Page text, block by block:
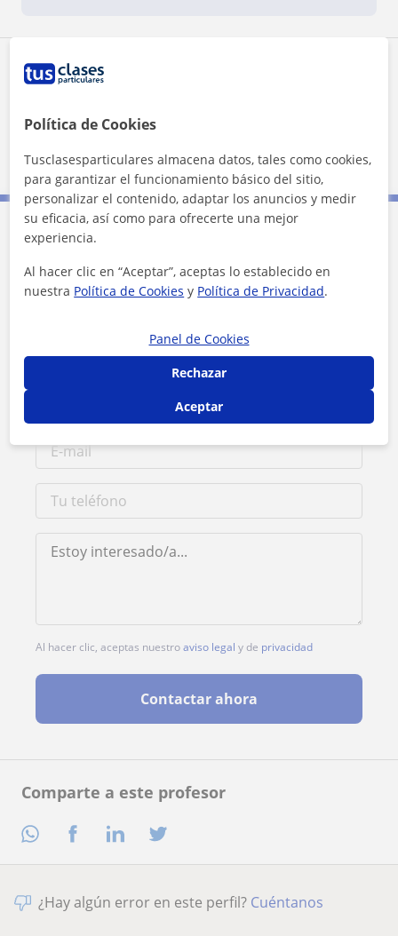
Comparte a este profesor
Zona de Iga
Localidades a las que se desplaza para dar clase
Las Palmas de Gran Canaria
Contacta con Iga
Tarifa 15€/h
Al hacer clic, aceptas nuestroaviso legal y de privacidad
Contactar ahora
¿Hay algún error en este perfil? Cuéntanos
Política de Cookies
Tusclasesparticulares almacena datos, tales como cookies,
para garantizar el funcionamiento básico del sitio,
personalizar el contenido, adaptar los anuncios y medir
su eficacia, así como para ofrecerte una mejor
experiencia.
Al hacer clic en “Aceptar”, aceptas lo establecido en
nuestra Política de Cookies y Política de Privacidad.
Panel de Cookies
Rechazar
Aceptar